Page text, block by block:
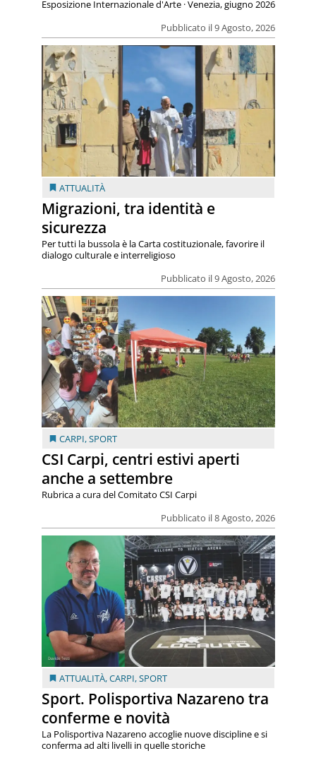
Pubblicato il 9 Agosto, 2026
Esposizione Internazionale d'Arte · Venezia, giugno 2026
ATTUALITÀ
Migrazioni, tra identità e
sicurezza
Pubblicato il 9 Agosto, 2026
Per tutti la bussola è la Carta costituzionale, favorire il
dialogo culturale e interreligioso
CARPI,SPORT
CSI Carpi, centri estivi aperti
anche a settembre
Pubblicato il 8 Agosto, 2026
Rubrica a cura del Comitato CSI Carpi
ATTUALITÀ,CARPI,SPORT
Sport. Polisportiva Nazareno tra
conferme e novità
La Polisportiva Nazareno accoglie nuove discipline e si
conferma ad alti livelli in quelle storiche